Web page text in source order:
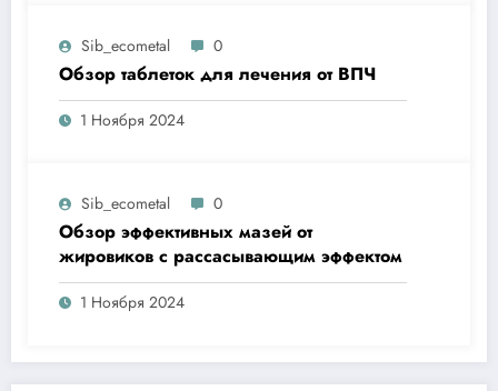
Sib_ecometal 0
Обзор таблеток для лечения от ВПЧ
1 Ноября 2024
Sib_ecometal 0
Обзор эффективных мазей от
жировиков с рассасывающим эффектом
1 Ноября 2024